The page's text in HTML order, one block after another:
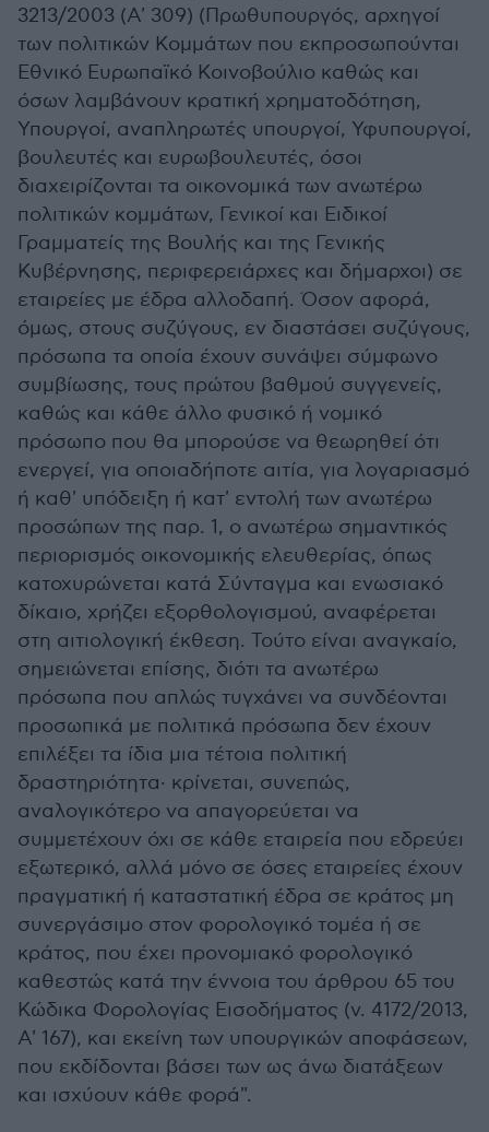
3213/2003 (Α' 309) (Πρωθυπουργός, αρχηγοί
των πολιτικών Κομμάτων που εκπροσωπούνται
Εθνικό Ευρωπαϊκό Κοινοβούλιο καθώς και
όσων λαμβάνουν κρατική χρηματοδότηση,
Υπουργοί, αναπληρωτές υπουργοί, Υφυπουργοί,
βουλευτές και ευρωβουλευτές, όσοι
διαχειρίζονται τα οικονομικά των ανωτέρω
πολιτικών κομμάτων, Γενικοί και Ειδικοί
Γραμματείς της Βουλής και της Γενικής
Κυβέρνησης, περιφερειάρχες και δήμαρχοι) σε
εταιρείες με έδρα αλλοδαπή. Όσον αφορά,
όμως, στους συζύγους, εν διαστάσει συζύγους,
πρόσωπα τα οποία έχουν συνάψει σύμφωνο
συμβίωσης, τους πρώτου βαθμού συγγενείς,
καθώς και κάθε άλλο φυσικό ή νομικό
πρόσωπο που θα μπορούσε να θεωρηθεί ότι
ενεργεί, για οποιαδήποτε αιτία, για λογαριασμό
ή καθ' υπόδειξη ή κατ' εντολή των ανωτέρω
προσώπων της παρ. 1, ο ανωτέρω σημαντικός
περιορισμός οικονομικής ελευθερίας, όπως
κατοχυρώνεται κατά Σύνταγμα και ενωσιακό
δίκαιο, χρήζει εξορθολογισμού, αναφέρεται
στη αιτιολογική έκθεση. Τούτο είναι αναγκαίο,
σημειώνεται επίσης, διότι τα ανωτέρω
πρόσωπα που απλώς τυγχάνει να συνδέονται
προσωπικά με πολιτικά πρόσωπα δεν έχουν
επιλέξει τα ίδια μια τέτοια πολιτική
δραστηριότητα· κρίνεται, συνεπώς,
αναλογικότερο να απαγορεύεται να
συμμετέχουν όχι σε κάθε εταιρεία που εδρεύει
εξωτερικό, αλλά μόνο σε όσες εταιρείες έχουν
πραγματική ή καταστατική έδρα σε κράτος μη
συνεργάσιμο στον φορολογικό τομέα ή σε
κράτος, που έχει προνομιακό φορολογικό
καθεστώς κατά την έννοια του άρθρου 65 του
Κώδικα Φορολογίας Εισοδήματος (ν. 4172/2013,
Α' 167), και εκείνη των υπουργικών αποφάσεων,
που εκδίδονται βάσει των ως άνω διατάξεων
και ισχύουν κάθε φορά".